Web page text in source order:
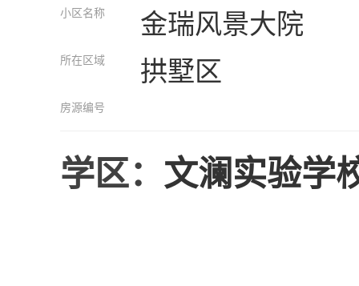
小区名称 金瑞风景大院
所在区域 拱墅区
房源编号
学区： 文澜实验学